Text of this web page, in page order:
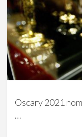
Oscary 2021
…